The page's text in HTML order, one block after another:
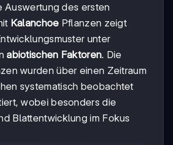
Auswertung des ersten
Kalanchoe Pflanzen zeigt
unter
abiotischen Faktoren. Die
wurden über einen Zeitraum
systematisch beobachtet
wobei besonders die
Blattentwicklung im Fokus